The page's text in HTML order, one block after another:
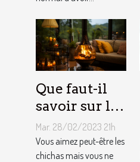
Que faut-il
savoir sur le
foyer chicha
?
Mar. 28/02/2023 21h
Vous aimez peut-être les
chichas mais vous ne